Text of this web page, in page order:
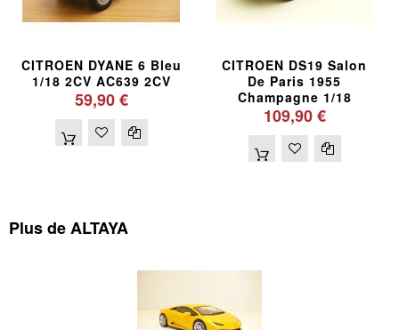
CITROEN DYANE 6 Bleu
1/18 2CV AC639 2CV
59,90 €
CITROEN DS19 Salon
De Paris 1955
Champagne 1/18
109,90 €
Plus de ALTAYA